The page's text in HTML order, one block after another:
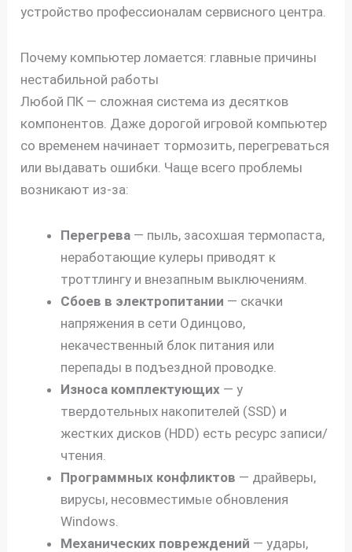
устройство профессионалам сервисного центра.
Почему компьютер ломается: главные причины
нестабильной работы
Любой ПК — сложная система из десятков
компонентов. Даже дорогой игровой компьютер
со временем начинает тормозить, перегреваться
или выдавать ошибки. Чаще всего проблемы
возникают из-за:
Перегрева — пыль, засохшая термопаста,
неработающие кулеры приводят к
троттлингу и внезапным выключениям.
Сбоев в электропитании — скачки
напряжения в сети Одинцово,
некачественный блок питания или
перепады в подъездной проводке.
Износа комплектующих — у
твердотельных накопителей (SSD) и
жестких дисков (HDD) есть ресурс записи/
чтения.
Программных конфликтов — драйверы,
вирусы, несовместимые обновления
Windows.
Механических повреждений — удары,